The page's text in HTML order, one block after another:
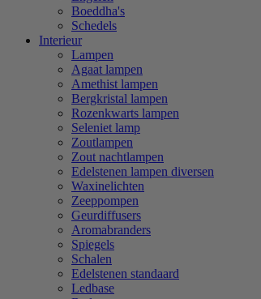
Boeddha's
Schedels
Interieur
Lampen
Agaat lampen
Amethist lampen
Bergkristal lampen
Rozenkwarts lampen
Seleniet lamp
Zoutlampen
Zout nachtlampen
Edelstenen lampen diversen
Waxinelichten
Zeeppompen
Geurdiffusers
Aromabranders
Spiegels
Schalen
Edelstenen standaard
Ledbase